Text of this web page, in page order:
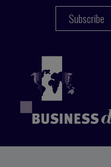
Subscribe